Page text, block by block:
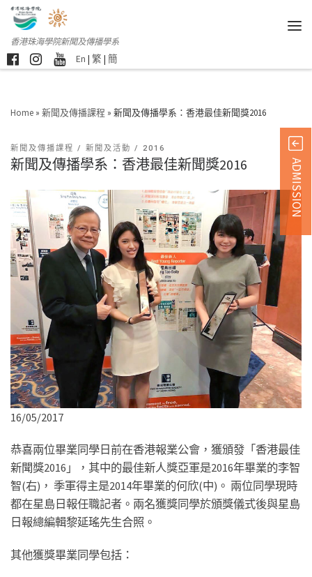
香港珠海學院新聞及傳播學系
En | 繁 | 簡
Home » 新聞及傳播課程 » 新聞及傳播學系：香港最佳新聞獎2016
新聞及傳播課程 新聞及活動 2016
新聞及傳播學系：香港最佳新聞獎2016
16/05/2017
恭喜兩位畢業同學日前在香港報業公會，獲頒發「香港最佳
新聞獎2016」，其中的最佳新人獎亞軍是2016年畢業的李智
智(右)， 季軍得主是2014年畢業的何欣(中)。 兩位同學現時
都在星島日報任職記者。兩名獲獎同學於頒獎儀式後與星島
日報總編輯黎延瑤先生合照。
其他獲獎畢業同學包括：
ADMISSION